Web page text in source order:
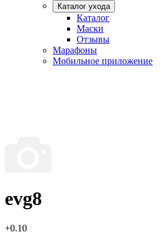
Каталог ухода
Каталог
Маски
Отзывы
Марафоны
Мобильное приложение
evg8
+0.10